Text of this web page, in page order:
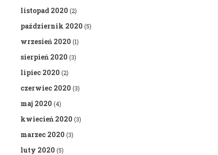
listopad 2020 (2)
październik 2020 (5)
wrzesień 2020 (1)
sierpień 2020 (3)
lipiec 2020 (2)
czerwiec 2020 (3)
maj 2020 (4)
kwiecień 2020 (3)
marzec 2020 (3)
luty 2020 (5)